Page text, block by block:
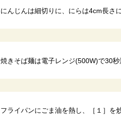
にんじんは細切りに、にらは4cm長さに
焼きそば麺は電子レンジ(500W)で30秒
フライパンにごま油を熱し、［１］を